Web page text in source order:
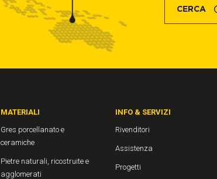
CERCA
MATERIALI
Gres porcellanato e
ceramiche
Pietre naturali, ricostruite e
agglomerati
INFO & SERVIZI
Rivenditori
Assistenza
Progetti